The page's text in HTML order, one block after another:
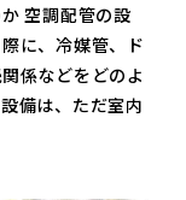
空調配管の設
に、冷媒管、ド
係などをどのよ
備は、ただ室内